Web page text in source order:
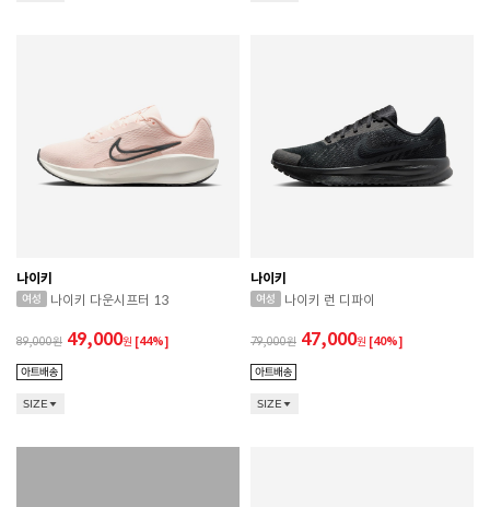
나이키
나이키 다운시프터 13
89,000 49,000원 [44%]
SIZE
나이키
나이키 런 디파이
79,000 47,000원 [40%]
SIZE